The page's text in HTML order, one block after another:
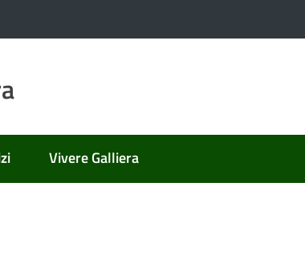
Vivere Galliera